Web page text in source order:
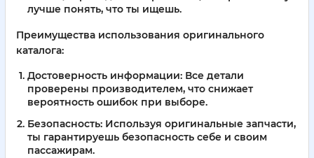
лучше понять, что ты ищешь.
Преимущества использования оригинального
каталога:
Достоверность информации: Все детали
проверены производителем, что снижает
вероятность ошибок при выборе.
Безопасность: Используя оригинальные запчасти,
ты гарантируешь безопасность себе и своим
пассажирам.